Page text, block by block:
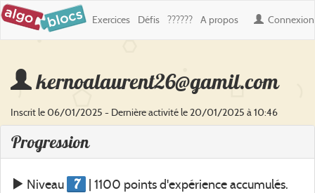
Connexion
Exercices Défis ?????? A propos
kernoalaurent26@gamil.com
Inscrit le 06/01/2025 - Dernière activité le 20/01/2025 à 10:46
Progression
Niveau 7 | 1100 points d'expérience accumulés.